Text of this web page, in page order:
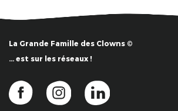
La Grande Famille des Clowns ©
… est sur les réseaux !